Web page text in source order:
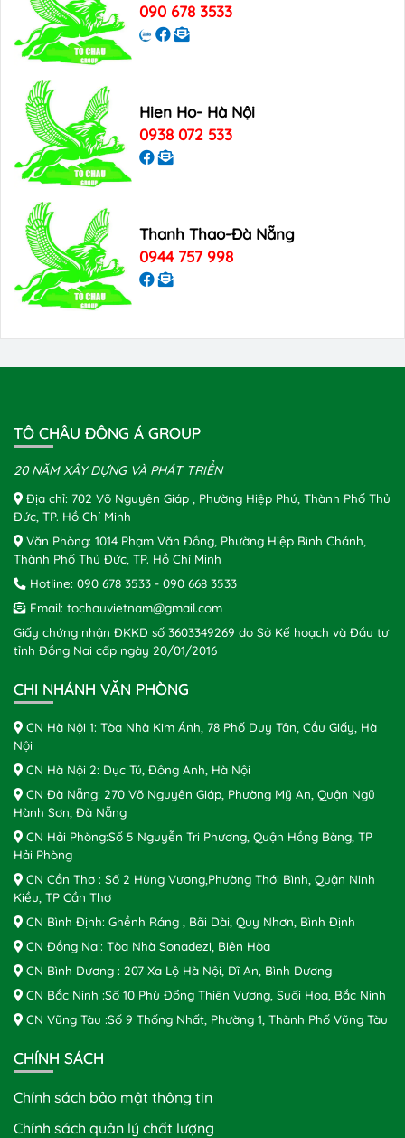
090 678 3533
Hien Ho- Hà Nội
0938 072 533
Thanh Thao-Đà Nẵng
0944 757 998
TÔ CHÂU ĐÔNG Á GROUP
20 NĂM XÂY DỰNG VÀ PHÁT TRIỂN
Địa chỉ: 702 Võ Nguyên Giáp , Phường Hiệp Phú, Thành Phố Thủ
Đức, TP. Hồ Chí Minh
Văn Phòng: 1014 Phạm Văn Đồng, Phường Hiệp Bình Chánh,
Thành Phố Thủ Đức, TP. Hồ Chí Minh
Hotline: 090 678 3533 - 090 668 3533
Email: tochauvietnam@gmail.com
Giấy chứng nhận ĐKKD số 3603349269 do Sở Kế hoạch và Đầu tư
tỉnh Đồng Nai cấp ngày 20/01/2016
CHI NHÁNH VĂN PHÒNG
CN Hà Nội 1: Tòa Nhà Kim Ánh, 78 Phố Duy Tân, Cầu Giấy, Hà
Nội
CN Hà Nội 2: Dục Tú, Đông Anh, Hà Nội
CN Đà Nẵng: 270 Võ Nguyên Giáp, Phường Mỹ An, Quận Ngũ
Hành Sơn, Đà Nẵng
CN Hải Phòng:Số 5 Nguyễn Tri Phương, Quận Hồng Bàng, TP
Hải Phòng
CN Cần Thơ : Số 2 Hùng Vương,Phường Thới Bình, Quận Ninh
Kiều, TP Cần Thơ
CN Bình Định: Ghềnh Ráng , Bãi Dài, Quy Nhơn, Bình Định
CN Đồng Nai: Tòa Nhà Sonadezi, Biên Hòa
CN Bình Dương : 207 Xa Lộ Hà Nội, Dĩ An, Bình Dương
CN Bắc Ninh :Số 10 Phù Đổng Thiên Vương, Suối Hoa, Bắc Ninh
CN Vũng Tàu :Số 9 Thống Nhất, Phường 1, Thành Phố Vũng Tàu
CHÍNH SÁCH
Chính sách bảo mật thông tin
Chính sách quản lý chất lượng